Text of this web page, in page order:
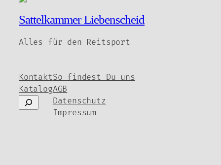
Sattelkammer Liebenscheid
Alles für den Reitsport
Kontakt
Katalog
Suchen
So findest Du uns
AGB
Datenschutz
Impressum